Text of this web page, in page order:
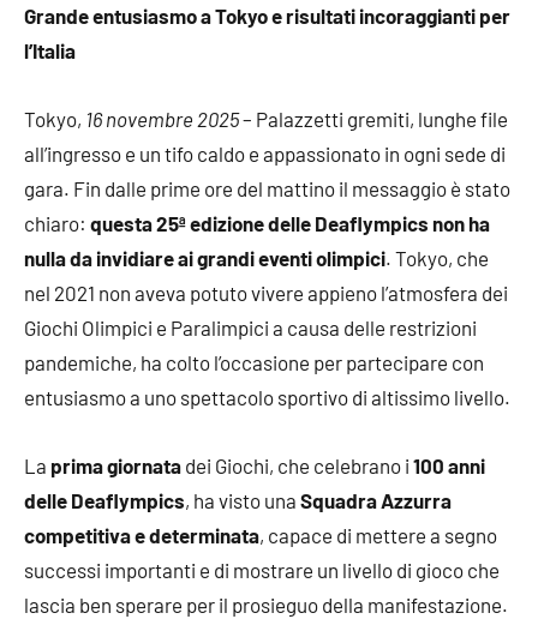
Grande entusiasmo a Tokyo e risultati incoraggianti per
l’Italia
Tokyo, 16 novembre 2025– Palazzetti gremiti, lunghe file
all’ingresso e un tifo caldo e appassionato in ogni sede di
gara. Fin dalle prime ore del mattino il messaggio è stato
chiaro: questa 25ª edizione delle Deaflympics non ha
nulla da invidiare ai grandi eventi olimpici. Tokyo, che
nel 2021 non aveva potuto vivere appieno l’atmosfera dei
Giochi Olimpici e Paralimpici a causa delle restrizioni
pandemiche, ha colto l’occasione per partecipare con
entusiasmo a uno spettacolo sportivo di altissimo livello.
La prima giornata dei Giochi, che celebrano i 100 anni
delle Deaflympics, ha visto una Squadra Azzurra
competitiva e determinata, capace di mettere a segno
successi importanti e di mostrare un livello di gioco che
lascia ben sperare per il prosieguo della manifestazione.